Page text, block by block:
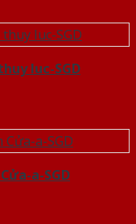
luc-SGD
a-SGD